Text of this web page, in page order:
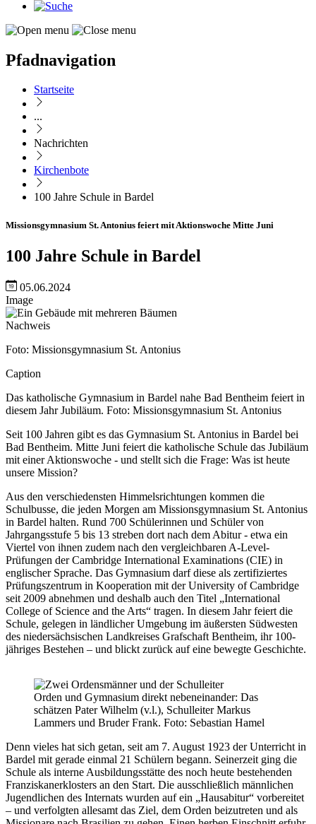
Pfadnavigation
Startseite
...
Nachrichten
Kirchenbote
100 Jahre Schule in Bardel
Missionsgymnasium St. Antonius feiert mit Aktionswoche Mitte Juni
100 Jahre Schule in Bardel
05.06.2024
Image
Nachweis
Foto: Missionsgymnasium St. Antonius
Caption
Das katholische Gymnasium in Bardel nahe Bad Bentheim feiert in
diesem Jahr Jubiläum. Foto: Missionsgymnasium St. Antonius
Seit 100 Jahren gibt es das Gymnasium St. Antonius in Bardel bei
Bad Bentheim. Mitte Juni feiert die katholische Schule das Jubiläum
mit einer Aktionswoche - und stellt sich die Frage: Was ist heute
unsere Mission?
Aus den verschiedensten Himmelsrichtungen kommen die
Schulbusse, die jeden Morgen am Missionsgymnasium St. Antonius
in Bardel halten. Rund 700 Schülerinnen und Schüler von
Jahrgangsstufe 5 bis 13 streben dort nach dem Abitur - etwa ein
Viertel von ihnen zudem nach den vergleichbaren A-Level-
Prüfungen der Cambridge International Examinations (CIE) in
englischer Sprache. Das Gymnasium darf diese als zertifiziertes
Prüfungszentrum in Kooperation mit der University of Cambridge
seit 2009 abnehmen und deshalb auch den Titel „International
College of Science and the Arts“ tragen. In diesem Jahr feiert die
Schule, gelegen in ländlicher Umgebung im äußersten Südwesten
des niedersächsischen Landkreises Grafschaft Bentheim, ihr 100-
jähriges Bestehen – und blickt zurück auf eine bewegte Geschichte.
Orden und Gymnasium direkt nebeneinander: Das
schätzen Pater Wilhelm (v.l.), Schulleiter Markus
Lammers und Bruder Frank. Foto: Sebastian Hamel
Denn vieles hat sich getan, seit am 7. August 1923 der Unterricht in
Bardel mit gerade einmal 21 Schülern begann. Seinerzeit ging die
Schule als interne Ausbildungsstätte des noch heute bestehenden
Franziskanerklosters an den Start. Die ausschließlich männlichen
Jugendlichen des Internats wurden auf ein „Hausabitur“ vorbereitet
– und verfolgten allesamt das Ziel, dem Orden beizutreten und als